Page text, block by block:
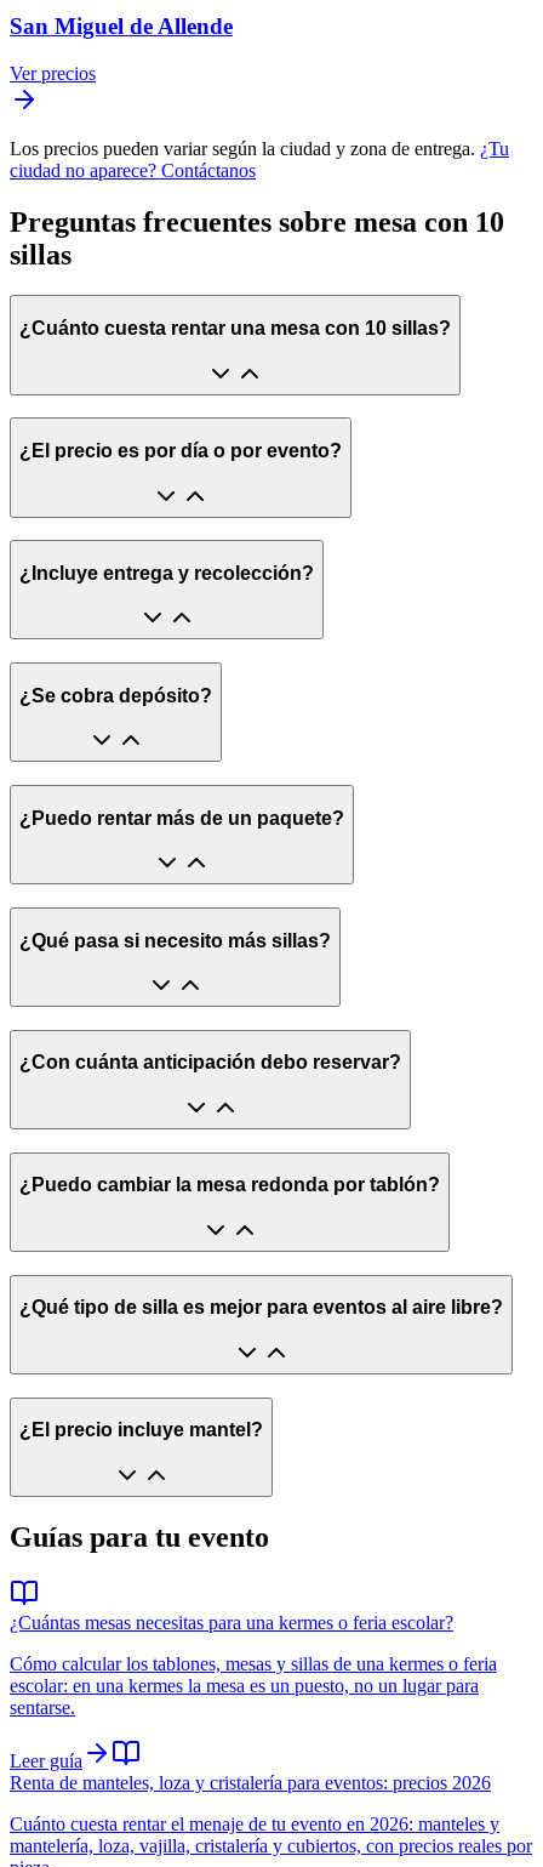
San Miguel de Allende
Ver precios
Los precios pueden variar según la ciudad y zona de entrega. ¿Tu
ciudad no aparece? Contáctanos
Preguntas frecuentes sobre mesa con 10
sillas
¿Cuánto cuesta rentar una mesa con 10 sillas?
¿El precio es por día o por evento?
¿Incluye entrega y recolección?
¿Se cobra depósito?
¿Puedo rentar más de un paquete?
¿Qué pasa si necesito más sillas?
¿Con cuánta anticipación debo reservar?
¿Puedo cambiar la mesa redonda por tablón?
¿Qué tipo de silla es mejor para eventos al aire libre?
¿El precio incluye mantel?
Guías para tu evento
¿Cuántas mesas necesitas para una kermes o feria escolar?
Cómo calcular los tablones, mesas y sillas de una kermes o feria
escolar: en una kermes la mesa es un puesto, no un lugar para
sentarse.
Leer guía
Renta de manteles, loza y cristalería para eventos: precios 2026
Cuánto cuesta rentar el menaje de tu evento en 2026: manteles y
mantelería, loza, vajilla, cristalería y cubiertos, con precios reales por